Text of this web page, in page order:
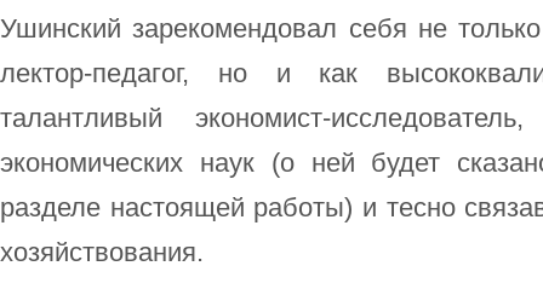
Ушинский зарекомендовал себя не
лектор-педагог, но и как
талантливый экономист-
экономических наук (о ней будет
разделе настоящей работы) и тесно
хозяйствования.